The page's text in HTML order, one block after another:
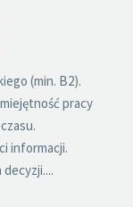
(min. B2).
pracy
informacji.